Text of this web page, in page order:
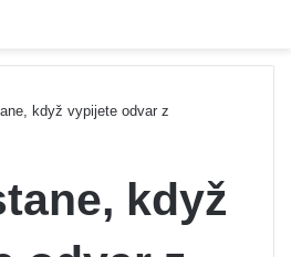
když vypijete odvar z
když